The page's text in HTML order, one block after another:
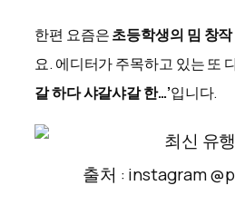
한편 요즘은초등학생의 밈 창
요. 에디터가 주목하고 있는 또
갈 하다 샤갈샤갈 한…’입니다.
출처 : instagram